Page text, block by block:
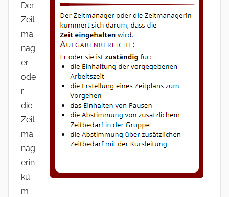
Der
Zeit
ma
nag
er
ode
r
die
Zeit
ma
nag
erin
kü
m